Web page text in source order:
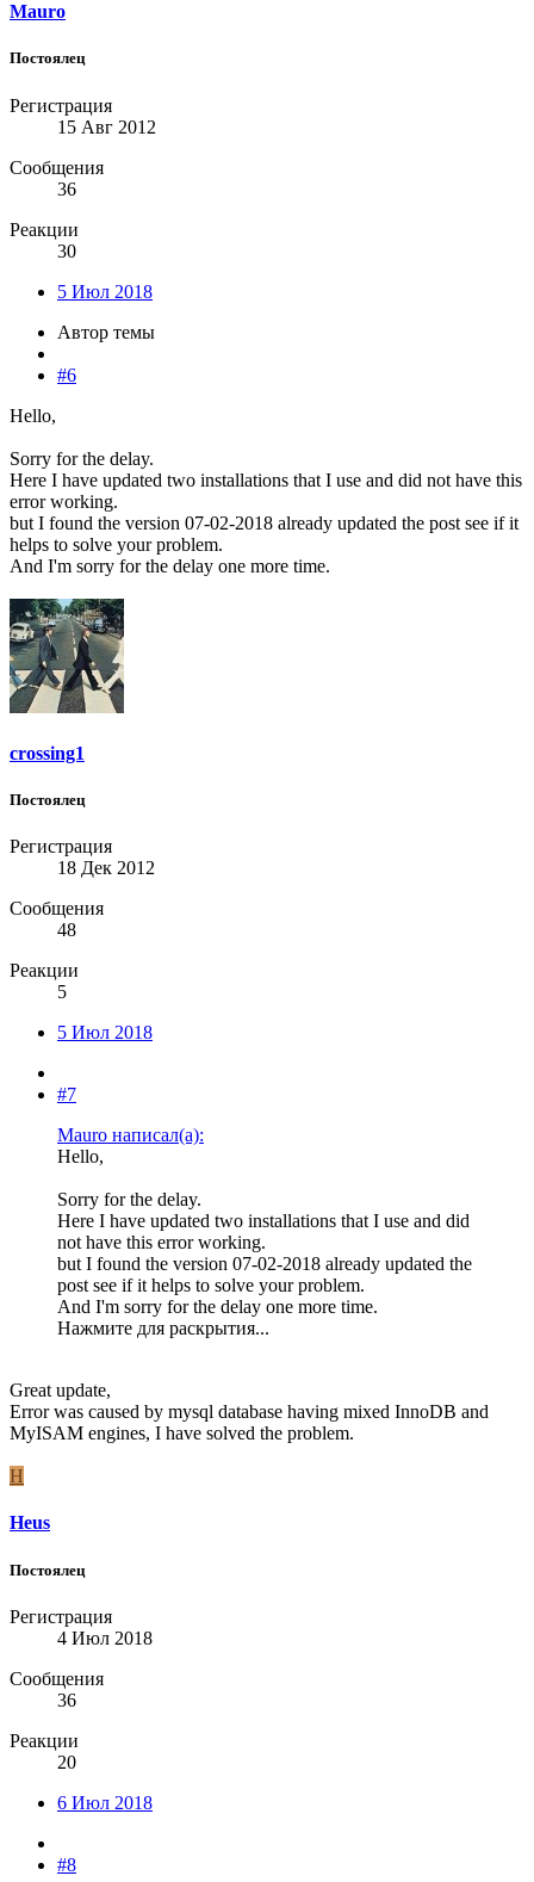
Mauro
Постоялец
Регистрация
15 Авг 2012
Сообщения
36
Реакции
30
5 Июл 2018
Автор темы
#6
Hello,
Sorry for the delay.
Here I have updated two installations that I use and did not have this
error working.
but I found the version 07-02-2018 already updated the post see if it
helps to solve your problem.
And I'm sorry for the delay one more time.
crossing1
Постоялец
Регистрация
18 Дек 2012
Сообщения
48
Реакции
5
5 Июл 2018
#7
Mauro написал(а):
Hello,
Sorry for the delay.
Here I have updated two installations that I use and did
not have this error working.
but I found the version 07-02-2018 already updated the
post see if it helps to solve your problem.
And I'm sorry for the delay one more time.
Нажмите для раскрытия...
Great update,
Error was caused by mysql database having mixed InnoDB and
MyISAM engines, I have solved the problem.
H
Heus
Постоялец
Регистрация
4 Июл 2018
Сообщения
36
Реакции
20
6 Июл 2018
#8